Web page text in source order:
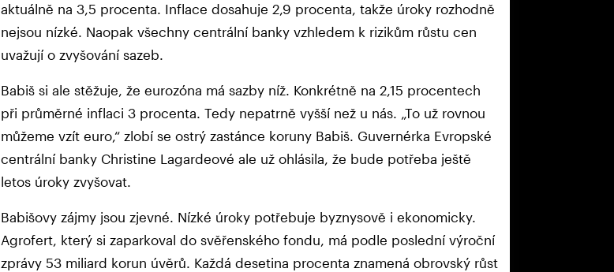
aktuálně na 3,5 procenta. Inflace dosahuje 2,9 procenta, takže úroky rozhodně
nejsou nízké. Naopak všechny centrální banky vzhledem k rizikům růstu cen
uvažují o zvyšování sazeb.
Babiš si ale stěžuje, že eurozóna má sazby níž. Konkrétně na 2,15 procentech
při průměrné inflaci 3 procenta. Tedy nepatrně vyšší než u nás. „To už rovnou
můžeme vzít euro,“ zlobí se ostrý zastánce koruny Babiš. Guvernérka Evropské
centrální banky Christine Lagardeové ale už ohlásila, že bude potřeba ještě
letos úroky zvyšovat.
Babišovy zájmy jsou zjevné. Nízké úroky potřebuje byznysově i ekonomicky.
Agrofert, který si zaparkoval do svěřenského fondu, má podle poslední výroční
zprávy 53 miliard korun úvěrů. Každá desetina procenta znamená obrovský růst